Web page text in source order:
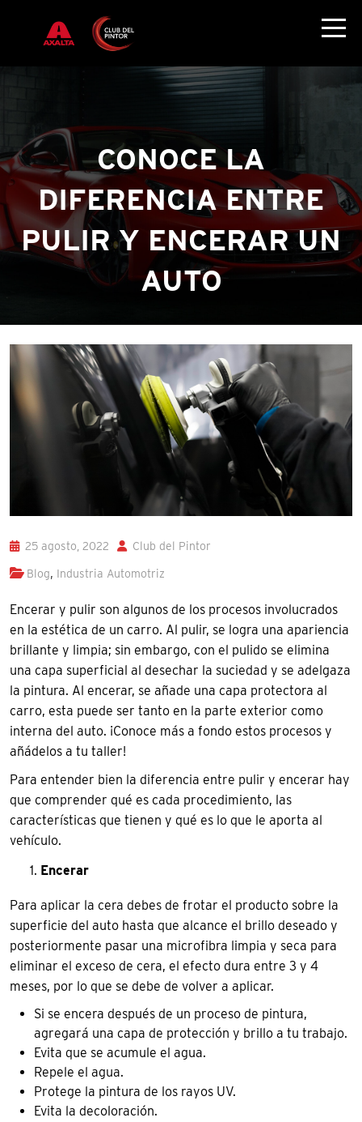
CONOCE LA
DIFERENCIA ENTRE
PULIR Y ENCERAR UN
AUTO
25 agosto, 2022 Club del Pintor
Blog, Industria Automotriz
Encerar y pulir son algunos de los procesos involucrados
en la estética de un carro. Al pulir, se logra una apariencia
brillante y limpia; sin embargo, con el pulido se elimina
una capa superficial al desechar la suciedad y se adelgaza
la pintura. Al encerar, se añade una capa protectora al
carro, esta puede ser tanto en la parte exterior como
interna del auto. ¡Conoce más a fondo estos procesos y
añádelos a tu taller!
Para entender bien la diferencia entre pulir y encerar hay
que comprender qué es cada procedimiento, las
características que tienen y qué es lo que le aporta al
vehículo.
Encerar
Para aplicar la cera debes de frotar el producto sobre la
superficie del auto hasta que alcance el brillo deseado y
posteriormente pasar una microfibra limpia y seca para
eliminar el exceso de cera, el efecto dura entre 3 y 4
meses, por lo que se debe de volver a aplicar.
Si se encera después de un proceso de pintura,
agregará una capa de protección y brillo a tu trabajo.
Evita que se acumule el agua.
Repele el agua.
Protege la pintura de los rayos UV.
Evita la decoloración.